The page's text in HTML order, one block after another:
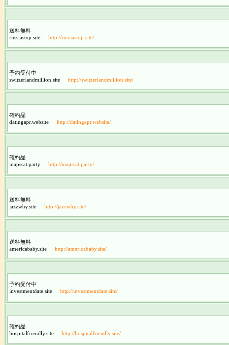
送料無料
russiastop.site
http://russiastop.site/
予約受付中
switzerlandmillion.site
http://switzerlandmillion.site/
確約品
datingapr.website
http://datingapr.website/
確約品
mapssat.party
http://mapssat.party/
送料無料
jazzwhy.site
http://jazzwhy.site/
送料無料
americababy.site
http://americababy.site/
予約受付中
investmentdate.site
http://investmentdate.site/
確約品
hospitalfriendly.site
http://hospitalfriendly.site/